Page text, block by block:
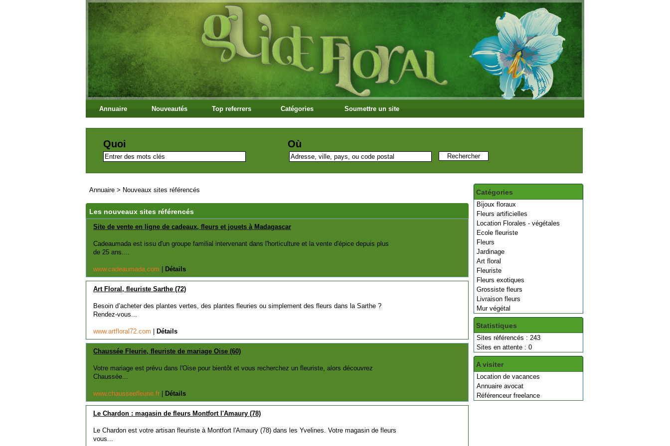
Annuaire Nouveautés Top referrers Catégories Soumettre un site
Quoi Où
Catégories
Bijoux floraux
Fleurs artificielles
Location Florales - végétales
Ecole fleuriste
Fleurs
Jardinage
Art floral
Fleuriste
Fleurs exotiques
Grossiste fleurs
Livraison fleurs
Mur végétal
Statistiques
Sites référencés : 243
Sites en attente : 0
A visiter
Location de vacances
Annuaire avocat
Référenceur freelance
Annuaire > Nouveaux sites référencés
Les nouveaux sites référencés
Site de vente en ligne de cadeaux, fleurs et jouets à Madagascar
Cadeaumada est issu d'un groupe familial intervenant dans l'horticulture et la vente d'épice depuis plus
de 25 ans....
www.cadeaumada.com Détails
Art Floral, fleuriste Sarthe (72)
Besoin d’acheter des plantes vertes, des plantes fleuries ou simplement des fleurs dans la Sarthe ?
Rendez-vous...
www.artfloral72.com Détails
Chaussée Fleurie, fleuriste de mariage Oise (60)
Votre mariage est prévu dans l'Oise pour bientôt et vous recherchez un fleuriste, alors découvrez
Chaussée...
www.chausseefleurie.fr Détails
Le Chardon : magasin de fleurs Montfort l'Amaury (78)
Le Chardon est votre artisan fleuriste à Montfort l'Amaury (78) dans les Yvelines. Votre magasin de fleurs
vous...